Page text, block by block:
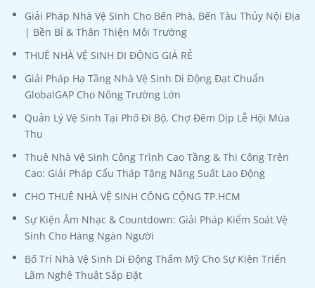
Giải Pháp Nhà Vệ Sinh Cho Bến Phà, Bến Tàu Thủy Nội Địa
| Bền Bỉ & Thân Thiện Môi Trường
THUÊ NHÀ VỆ SINH DI ĐỘNG GIÁ RẺ
Giải Pháp Hạ Tầng Nhà Vệ Sinh Di Động Đạt Chuẩn
GlobalGAP Cho Nông Trường Lớn
Quản Lý Vệ Sinh Tại Phố Đi Bộ, Chợ Đêm Dịp Lễ Hội Mùa
Thu
Thuê Nhà Vệ Sinh Công Trình Cao Tầng & Thi Công Trên
Cao: Giải Pháp Cẩu Tháp Tăng Năng Suất Lao Động
CHO THUÊ NHÀ VỆ SINH CÔNG CỘNG TP.HCM
Sự Kiện Âm Nhạc & Countdown: Giải Pháp Kiểm Soát Vệ
Sinh Cho Hàng Ngàn Người
Bố Trí Nhà Vệ Sinh Di Động Thẩm Mỹ Cho Sự Kiện Triển
Lãm Nghệ Thuật Sắp Đặt